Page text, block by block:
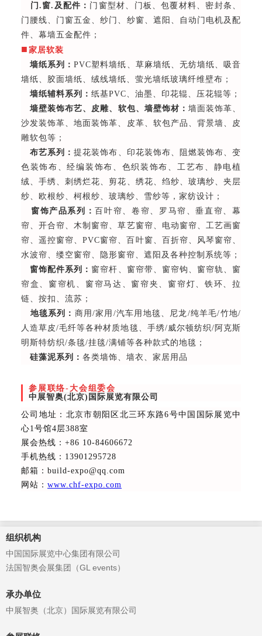
门.窗.及配件： 门窗型材、门板、包覆材料、密封条、
门腰线、门窗五金、纱门、纱窗、遮阳、自动门电机及配
件、幕墙五金配件；
■ 家居软装
墙纸系列：PVC塑料墙纸、草麻墙纸、无纺墙纸、吸音
墙纸、胶面墙纸、绒线墙纸、萤光墙纸玻璃纤维壁布；
墙纸辅料系列： 纸基PVC、油墨、印花辊、压花辊等；
墙壁装饰布艺、皮雕、软包、墙壁饰材： 墙面装饰革、
沙发装饰革、地面装饰革、皮革、软包产品、背景墙、皮
雕软包等；
布艺系列：提花装饰布、印花装饰布、阻燃装饰布、变
色装饰布、经编装饰布、色织装饰布、工艺布、静电植
绒、手绣、刺绣烂花、剪花、绣花、绉纱、玻璃纱、夹层
纱、欧根纱、柯根纱、玻璃纱、雪纱等，家纺设计；
窗饰产品系列：百叶帘、卷帘、罗马帘、垂直帘、幕
帘、开合帘、木制窗帘、草艺窗帘、电动窗帘、工艺画窗
帘、遥控窗帘、PVC窗帘、百叶窗、百折帘、风琴窗帘、
水波帘、缕空窗帘、隐形窗帘、遮阳及各种控制系统等；
窗饰配件系列： 窗帘杆、窗帘带、窗帘钩、窗帘轨、窗
帘盒、窗帘机、窗帘马达、窗帘夹、窗帘灯、铁环、拉
链、按扣、流苏；
地毯系列： 商用/家用/汽车用地毯、尼龙/纯羊毛/竹地/
人造草皮/毛纤等各种材质地毯、手绣/威尔顿纺织/阿克斯
明斯特纺织/条毯/挂毯/满铺等各种款式的地毯；
硅藻泥系列： 各类墙饰、墙衣、家居用品
参展联络-大会组委会
中展智奥(北京)国际展览有限公司
公司地址：北京市朝阳区北三环东路6号中国国际展览中
心1号馆4层388室
展会热线 ：+86 10-84606672
手机热线：13901295728
邮箱：build-expo@qq.com
网站： www.chf-expo.com
组织机构
中国国际展览中心集团有限公司
法国智奥会展集团（GL events）
承办单位
中展智奥（北京）国际展览有限公司